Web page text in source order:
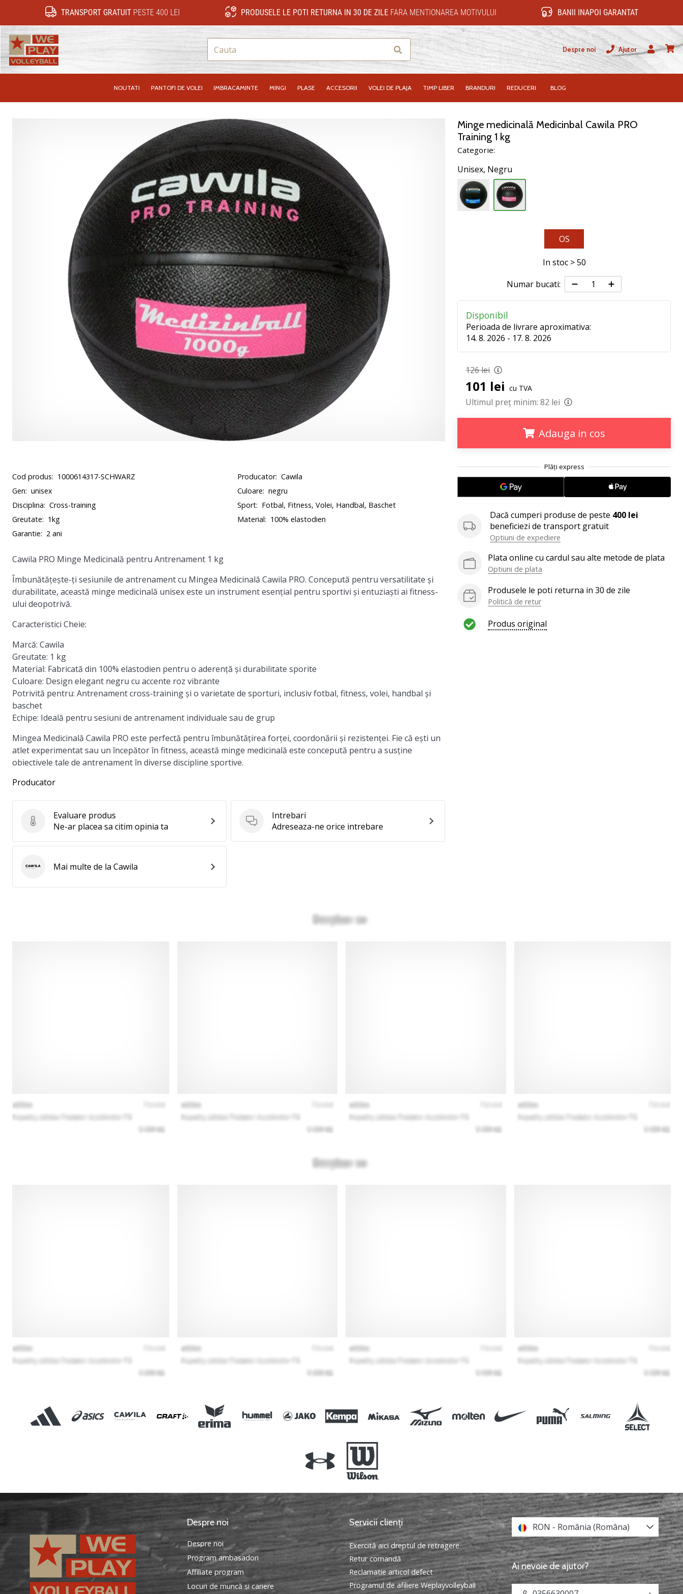
TRANSPORT GRATUITPESTE 400 LEI PRODUSELE LE POTI RETURNA IN 30 DE ZILEFARA MENTIONAREA MOTIVULUI BANII INAPOI GARANTAT
Cauta Despre noi
Ajutor
Utilizator
NOUTATI PANTOFI DE VOLEI IMBRACAMINTE MINGI PLASE ACCESORII VOLEI DE PLAJA TIMP LIBER BRANDURI REDUCERI BLOG
Minge medicinală Medicinbal Cawila PRO
Training 1 kg
Categorie:
Unisex, Negru
OS
In stoc > 50
Numar bucati:
Disponibil
Perioada de livrare aproximativa:
14. 8. 2026 - 17. 8. 2026
126 lei
101 lei cu TVA
Ultimul preț minim: 82 lei
Adauga in cos
Dacă cumperi produse de peste 400 lei
beneficiezi de transport gratuit
Optiuni de expediere
Plata online cu cardul sau alte metode de plata
Optiuni de plata
Produsele le poti returna in 30 de zile
Politică de retur
Produs original
Cod produs: 1000614317-SCHWARZ Producator: Cawila
Gen: unisex Culoare: negru
Disciplina: Cross-training Sport: Fotbal, Fitness, Volei, Handbal, Baschet
Greutate: 1kg Material: 100% elastodien
Garantie: 2 ani
Cawila PRO Minge Medicinală pentru Antrenament 1 kg
Îmbunătățește-ți sesiunile de antrenament cu Mingea Medicinală Cawila PRO. Concepută pentru versatilitate și
durabilitate, această minge medicinală unisex este un instrument esențial pentru sportivi și entuziaști ai fitness-
ului deopotrivă.
Caracteristici Cheie:
Marcă: Cawila
Greutate: 1 kg
Material: Fabricată din 100% elastodien pentru o aderență și durabilitate sporite
Culoare: Design elegant negru cu accente roz vibrante
Potrivită pentru: Antrenament cross-training și o varietate de sporturi, inclusiv fotbal, fitness, volei, handbal și
baschet
Echipe: Ideală pentru sesiuni de antrenament individuale sau de grup
Mingea Medicinală Cawila PRO este perfectă pentru îmbunătățirea forței, coordonării și rezistenței. Fie că ești un
atlet experimentat sau un începător în fitness, această minge medicinală este concepută pentru a susține
obiectivele tale de antrenament în diverse discipline sportive.
Producator
Evaluare produs
Evaluare produs
Ne-ar placea sa citim opinia ta
Intrebari
Intrebari
Adreseaza-ne orice intrebare
CawilaMai multe de la Cawila
Despre noi
Despre noi
Program ambasadori
Affiliate program
Locuri de muncă și cariere
Servicii clienți
Exercită aici dreptul de retragere
Retur comandă
Reclamatie articol defect
Programul de afiliere Weplayvolleyball
RON - România (Româna)
Ai nevoie de ajutor?